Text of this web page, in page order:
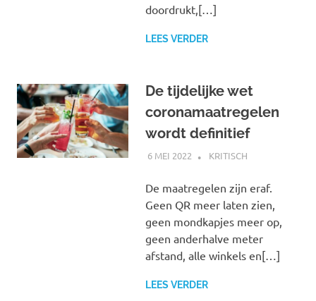
doordrukt,[…]
LEES VERDER
De tijdelijke wet
coronamaatregelen
wordt definitief
6 MEI 2022 MARJOLEIN
KRITISCH
De maatregelen zijn eraf.
Geen QR meer laten zien,
geen mondkapjes meer op,
geen anderhalve meter
afstand, alle winkels en[…]
LEES VERDER